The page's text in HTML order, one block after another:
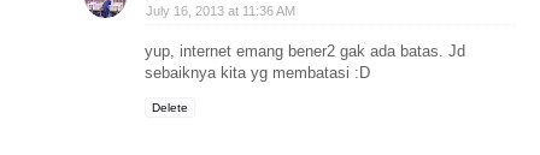
July 16, 2013 at 11:36 AM
yup, internet emang bener2 gak ada batas. Jd
sebaiknya kita yg membatasi :D
Delete